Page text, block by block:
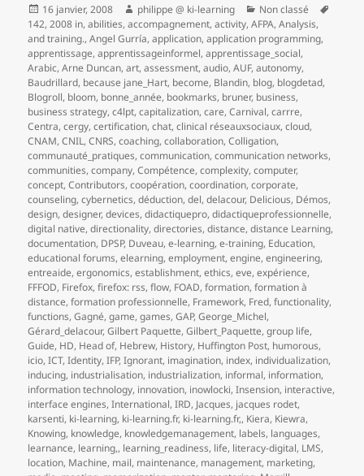
Publié
le
16 janvier, 2008 Auteur
philippe @ ki-learning Catégories
Non classé
142,2008 in,abilities,accompagnement,activity,AFPA,Analysis,
and training.,Angel Gurría,application,application programming,
apprentissage,apprentissageinformel,apprentissage_social,
Arabic,Arne Duncan,art,assessment,audio,AUF,autonomy,
Baudrillard, because jane_Hart, become, Blandin, blog, blogdetad,
Blogroll, bloom, bonne_année, bookmarks, bruner, business,
business strategy,c4lpt,capitalization,care,Carnival,carrre,
Centra,cergy,certification,chat,clinical réseauxsociaux,cloud,
CNAM,CNIL,CNRS,coaching,collaboration,Colligation,
communauté_pratiques,communication,communication networks,
communities,company,Compétence,complexity,computer,
concept,Contributors,coopération,coordination,corporate,
counseling,cybernetics,déduction,del,delacour, Delicious, Démos,
design,designer,devices,didactiquepro,didactiqueprofessionnelle,
digital native,directionality,directories,distance,distance Learning,
documentation, DPSP, Duveau,e-learning,e-training, Education,
educational forums,elearning,employment,engine,engineering,
entreaide,ergonomics,establishment,ethics,eve,expérience,
FFFOD, Firefox,firefox: rss,flow, FOAD,formation,formation à
distance,formation professionnelle, Framework, Fred,functionality,
functions,Gagné,game,games,GAP,George_Michel,
Gérard_delacour,Gilbert Paquette,Gilbert_Paquette,group life,
Guide, HD, Head of, Hebrew, History, Huffington Post, humorous,
icio,ICT,Identity,IFP,Ignorant, imagination, index, individualization,
inducing, industrialisation, industrialization, informal, information,
information technology, innovation, inowlocki,Insension, interactive,
interface engines,International,IRD, Jacques, jacques rodet,
karsenti, ki-learning, ki-learning.fr, ki-learning.fr,, Kiera, Kiewra,
Knowing, knowledge, knowledgemanagement, labels, languages,
learnance, learning,, learning_readiness, life, literacy-digital, LMS,
location, Machine, mail, maintenance, management, marketing,